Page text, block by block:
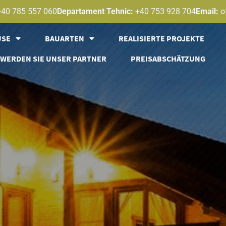
785 557 060Departament Tehnic: +40 753 928 704Email:
BAUARTEN
REALISIERTE PROJEKTE
WERDEN SIE UNSER PARTNER
PREISABSCHÄTZUNG